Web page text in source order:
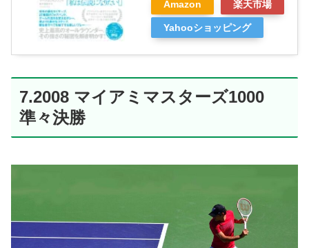
Amazon 楽天市場
Yahooショッピング
7.2008 マイアミマスターズ1000
準々決勝